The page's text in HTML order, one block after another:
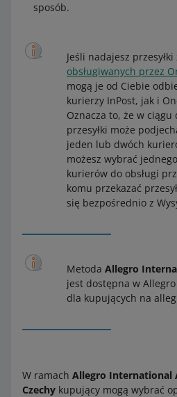
sposób.
Jeśli nadajesz przesyłki
obsługiwanych przez
mogą je od Ciebie
kurierzy InPost, jak i
Oznacza to, że w ciągu
przesyłki może
jeden lub dwóch
możesz wybrać
kurierów do obsługi
komu przekazać
się bezpośrednio z
Metoda Allegro
jest dostępna w
dla kupujących na
W ramach Allegro International
Czechy kupujący mogą wybrać